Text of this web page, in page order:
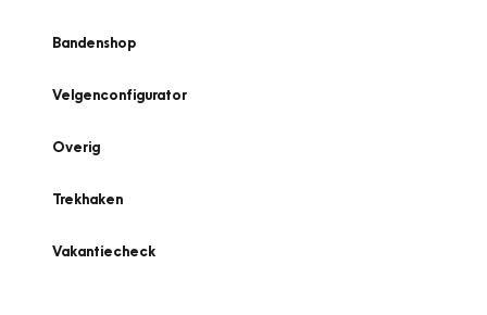
Bandenshop
Velgenconfigurator
Overig
Trekhaken
Vakantiecheck